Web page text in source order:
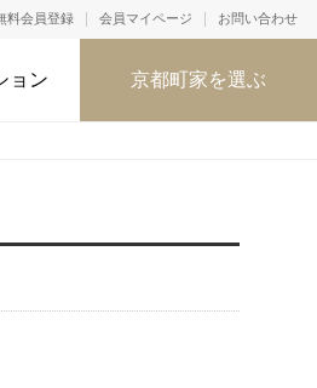
料会員登録 会員マイページ お問い合わせ
ョン 京都町家を選ぶ